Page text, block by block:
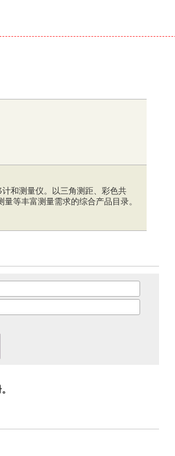
和测量仪。以三角测距、彩色共
等丰富测量需求的综合产品目录。